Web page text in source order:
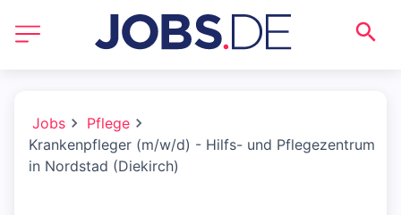
Jobs
Pflege
Krankenpfleger (m/w/d) - Hilfs- und Pflegezentrum
in Nordstad (Diekirch)